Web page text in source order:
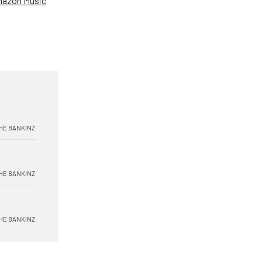
BANKINZ
BANKINZ
BANKINZ